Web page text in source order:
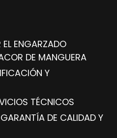
ENGARZADO
DE MANGUERA
Y
TÉCNICOS
DE CALIDAD Y